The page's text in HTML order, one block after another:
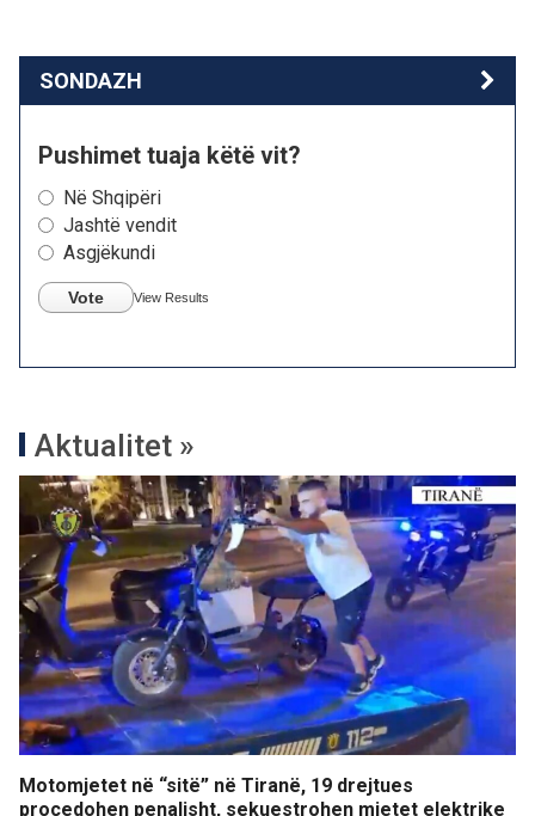
SONDAZH
Pushimet tuaja këtë vit?
Në Shqipëri
Jashtë vendit
Asgjëkundi
Vote View Results
Aktualitet »
Motomjetet në “sitë” në Tiranë, 19 drejtues
procedohen penalisht, sekuestrohen mjetet elektrike